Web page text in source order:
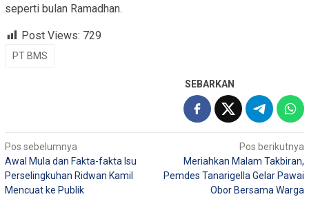
seperti bulan Ramadhan.
Post Views: 729
PT BMS
SEBARKAN
Navigasi
pos
Pos sebelumnya
Awal Mula dan Fakta-fakta Isu
Perselingkuhan Ridwan Kamil
Mencuat ke Publik
Pos berikutnya
Meriahkan Malam Takbiran,
Pemdes Tanarigella Gelar Pawai
Obor Bersama Warga